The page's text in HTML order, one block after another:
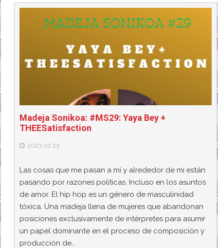
Madeja Sonikoa: #MS29: Yaya Bey +
THEESatisfaction
2023.02.23
Las cosas que me pasan a mí y alrededor de mí están
pasando por razones políticas. Incluso en los asuntos
de amor. El hip hop es un género de masculinidad
tóxica. Una madeja llena de mujeres que abandonan
posiciones exclusivamente de intérpretes para asumir
un papel dominante en el proceso de composición y
producción de…